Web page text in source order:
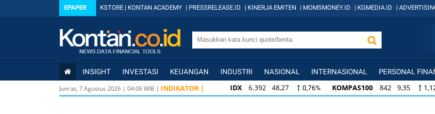
EPAPER KSTORE | KONTAN ACADEMY | PRESSRELEASE.ID | KINERJA EMITEN | MOMSMONEY.ID | KGMEDIA.ID |
INSIGHT INVESTASI KEUANGAN INDUSTRI NASIONAL INTERNASIONAL PERSONAL
Jum'at, 7 Agustus 2026 | 04:06WIB | INDIKATOR | IDX 6.392 48,27 0,76% KOMPAS100 842 9,35
KOMPAS100
842 9,35 1,12% LQ45 639 7,95 1,26%